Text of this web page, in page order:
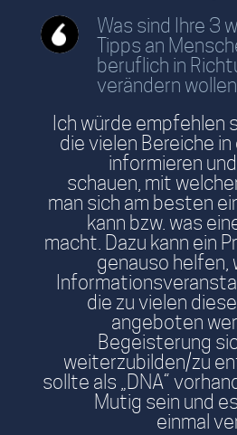
Was sind Ihre 3
Tipps an
beruflich in
verändern
Ich würde empfehlen
die vielen Bereiche in
informieren
schauen, mit
man sich am besten
kann bzw. was
macht. Dazu kann ein
genauso helfen,
die zu vielen
angeboten
Begeisterung
weiterzubilden/zu
sollte als „DNA“
Mutig sein und
einmal